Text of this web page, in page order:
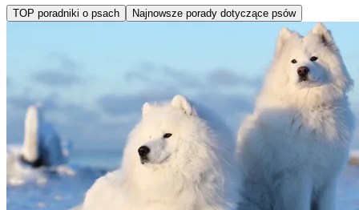
TOP poradniki o psach Najnowsze porady dotyczące psów